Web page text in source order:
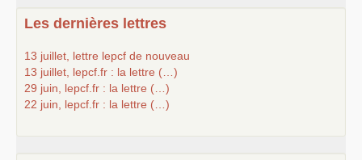
Les dernières lettres
13 juillet, lettre lepcf de nouveau
13 juillet, lepcf.fr : la lettre (…)
29 juin, lepcf.fr : la lettre (…)
22 juin, lepcf.fr : la lettre (…)